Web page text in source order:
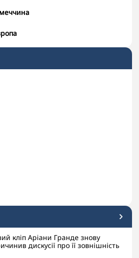
кліп Аріани Гранде знову
дискусії про її зовнішність